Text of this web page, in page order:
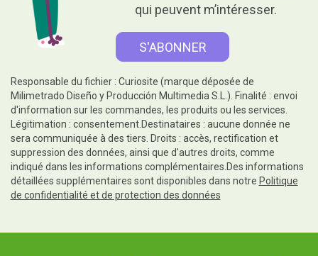
qui peuvent m’intéresser.
Responsable du fichier : Curiosite (marque déposée de
Milimetrado Diseño y Producción Multimedia S.L.). Finalité : envoi
d'information sur les commandes, les produits ou les services.
Légitimation : consentement.Destinataires : aucune donnée ne
sera communiquée à des tiers. Droits : accès, rectification et
suppression des données, ainsi que d'autres droits, comme
indiqué dans les informations complémentaires.Des informations
détaillées supplémentaires sont disponibles dans notre Politique
de confidentialité et de protection des données